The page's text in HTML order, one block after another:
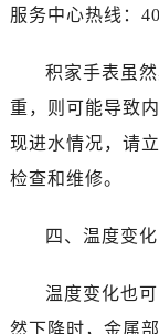
服务中心热线：
积家手表虽
重，则可能导致
现进水情况，请
检查和维修。
四、温度变化
温度变化也
然下降时，金属